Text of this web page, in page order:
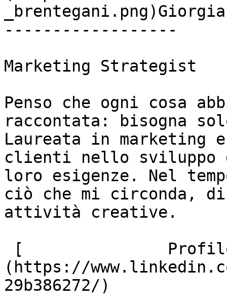
------------------
Marketing Strategist
Penso che ogni cosa
raccontata: bisogna
Laureata in marketing
clienti nello sviluppo
loro esigenze. Nel
ciò che mi circonda,
attività creative.
(https://
29b386272/)